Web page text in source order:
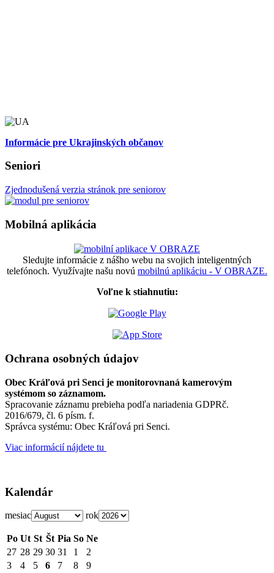
Informácie pre Ukrajinských občanov
Seniori
Zjednodušená verzia stránok pre seniorov
Mobilná aplikácia
Sledujte informácie z nášho webu na svojich inteligentných
telefónoch. Využívajte našu novú mobilnú aplikáciu - V OBRAZE.
Voľne k stiahnutiu:
Ochrana osobných údajov
Obec Kráľová pri Senci je monitorovnaná kamerovým
systémom so záznamom.
Spracovanie záznamu prebieha podľa nariadenia GDPRč.
2016/679, čl. 6 písm. f.
Správca systému: Obec Kráľová pri Senci.
Viac informácií nájdete tu
Kalendár
mesiac rok
Po Ut St Št Pia So Ne
27 28 29 30 31 1
2
3
4 5 6 7 8
9